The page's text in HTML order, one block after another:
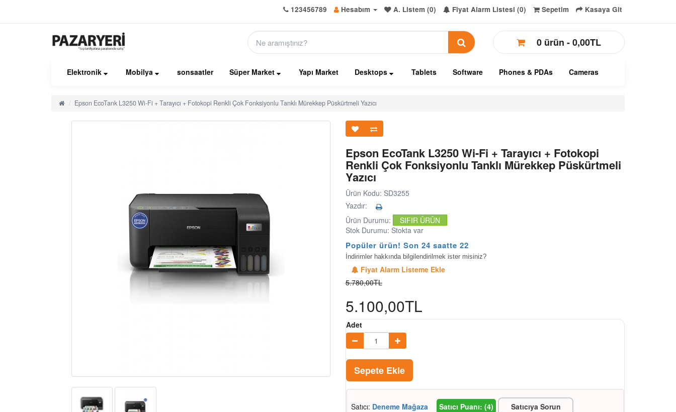
123456789 Hesabım A. Listem (0) Fiyat Alarm Listesi (0) Sepetim Kasaya Git
0 ürün - 0,00TL
Elektronik Mobilya sonsaatler Süper Market Yapı Market Desktops Tablets Software Phones & PDAs Cameras
Epson EcoTank L3250 Wi-Fi + Tarayıcı + Fotokopi Renkli Çok Fonksiyonlu Tanklı Mürekkep Püskürtmeli Yazıcı
Epson EcoTank L3250 Wi-Fi + Tarayıcı + Fotokopi
Renkli Çok Fonksiyonlu Tanklı Mürekkep Püskürtmeli
Yazıcı
Ürün Kodu: SD3255
Yazdır:
Ürün Durumu:
SIFIR ÜRÜN
Stok Durumu: Stokta var
Popüler ürün! Son 24 saatte 22,4B
İndirimler hakkında bilgilendirilmek ister misiniz?
Fiyat Alarm Listeme Ekle
5.780,00TL
5.100,00TL
Adet
Sepete Ekle
Satıcı: Deneme Mağaza Satıcı Puanı: (4) Satıcıya Sorun